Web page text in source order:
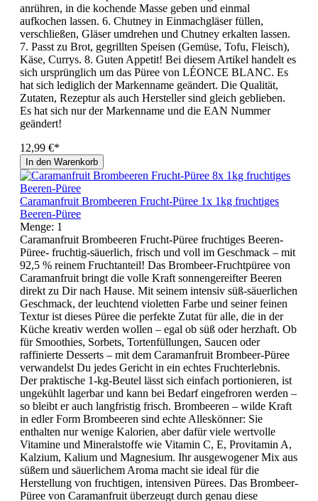
anrühren, in die kochende Masse geben und einmal
aufkochen lassen. 6. Chutney in Einmachgläser füllen,
verschließen, Gläser umdrehen und Chutney erkalten lassen.
7. Passt zu Brot, gegrillten Speisen (Gemüse, Tofu, Fleisch),
Käse, Currys. 8. Guten Appetit! Bei diesem Artikel handelt es
sich ursprünglich um das Püree von LÉONCE BLANC. Es
hat sich lediglich der Markenname geändert. Die Qualität,
Zutaten, Rezeptur als auch Hersteller sind gleich geblieben.
Es hat sich nur der Markenname und die EAN Nummer
geändert!
12,99 €*
In den Warenkorb
Caramanfruit Brombeeren Frucht-Püree 1x 1kg fruchtiges
Beeren-Püree
Menge: 1
Caramanfruit Brombeeren Frucht-Püree fruchtiges Beeren-
Püree- fruchtig-säuerlich, frisch und voll im Geschmack – mit
92,5 % reinem Fruchtanteil! Das Brombeer-Fruchtpüree von
Caramanfruit bringt die volle Kraft sonnengereifter Beeren
direkt zu Dir nach Hause. Mit seinem intensiv süß-säuerlichen
Geschmack, der leuchtend violetten Farbe und seiner feinen
Textur ist dieses Püree die perfekte Zutat für alle, die in der
Küche kreativ werden wollen – egal ob süß oder herzhaft. Ob
für Smoothies, Sorbets, Tortenfüllungen, Saucen oder
raffinierte Desserts – mit dem Caramanfruit Brombeer-Püree
verwandelst Du jedes Gericht in ein echtes Fruchterlebnis.
Der praktische 1-kg-Beutel lässt sich einfach portionieren, ist
ungekühlt lagerbar und kann bei Bedarf eingefroren werden –
so bleibt er auch langfristig frisch. Brombeeren – wilde Kraft
in edler Form Brombeeren sind echte Alleskönner: Sie
enthalten nur wenige Kalorien, aber dafür viele wertvolle
Vitamine und Mineralstoffe wie Vitamin C, E, Provitamin A,
Kalzium, Kalium und Magnesium. Ihr ausgewogener Mix aus
süßem und säuerlichem Aroma macht sie ideal für die
Herstellung von fruchtigen, intensiven Pürees. Das Brombeer-
Püree von Caramanfruit überzeugt durch genau diese